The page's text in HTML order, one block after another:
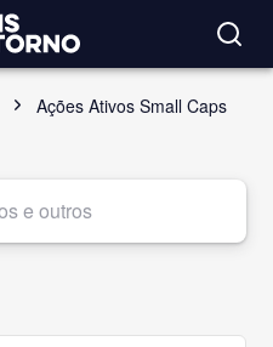
Ações Ativos Small Caps